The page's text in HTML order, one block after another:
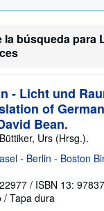
la búsqueda para
- Licht und
of
Bean.
Urs (Hrsg.).
- Berlin - Boston
/ ISBN 13:
/ Tapa dura